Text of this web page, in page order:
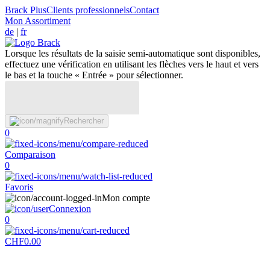
Brack PlusClients professionnelsContact
Mon Assortiment
de | fr
Lorsque les résultats de la saisie semi-automatique sont disponibles,
effectuez une vérification en utilisant les flèches vers le haut et vers
le bas et la touche « Entrée » pour sélectionner.
Rechercher
0
Comparaison
0
Favoris
Mon compte
Connexion
0
CHF0.00